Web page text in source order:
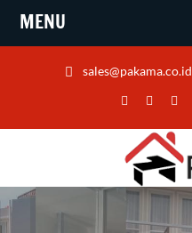
sales@pakama.co.id